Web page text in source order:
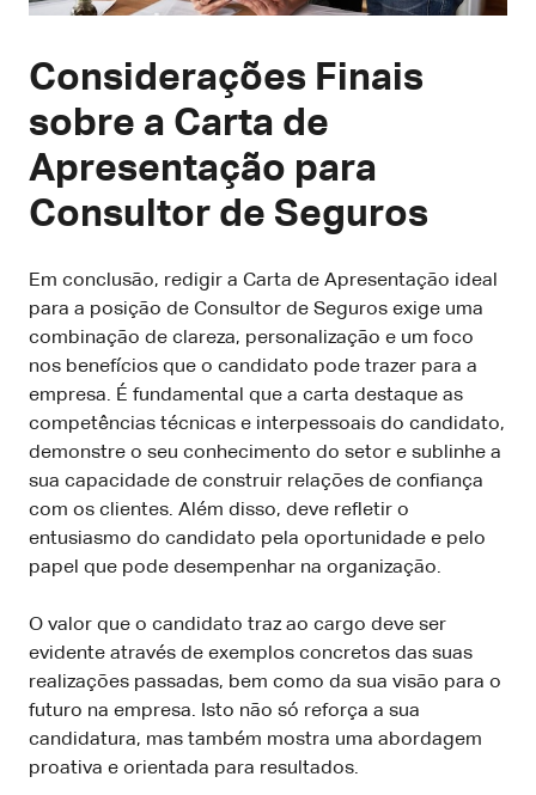
Considerações Finais
sobre a Carta de
Apresentação para
Consultor de Seguros
Em conclusão, redigir a Carta de Apresentação ideal
para a posição de Consultor de Seguros exige uma
combinação de clareza, personalização e um foco
nos benefícios que o candidato pode trazer para a
empresa. É fundamental que a carta destaque as
competências técnicas e interpessoais do candidato,
demonstre o seu conhecimento do setor e sublinhe a
sua capacidade de construir relações de confiança
com os clientes. Além disso, deve refletir o
entusiasmo do candidato pela oportunidade e pelo
papel que pode desempenhar na organização.
O valor que o candidato traz ao cargo deve ser
evidente através de exemplos concretos das suas
realizações passadas, bem como da sua visão para o
futuro na empresa. Isto não só reforça a sua
candidatura, mas também mostra uma abordagem
proativa e orientada para resultados.